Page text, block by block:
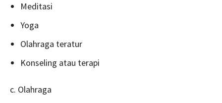
Meditasi
Yoga
Olahraga teratur
Konseling atau terapi
c. Olahraga